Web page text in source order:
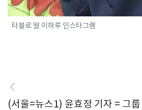
타블로 딸 이하루 인스타그램
(서울=뉴스1) 윤효정 기자 = 그